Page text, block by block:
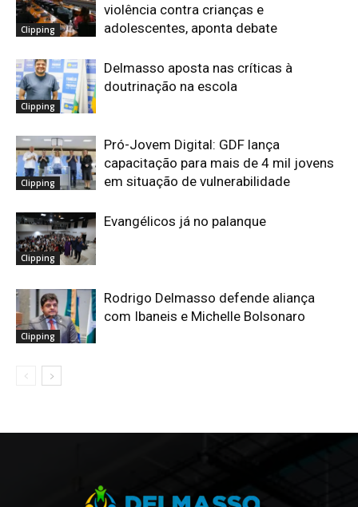
Clipping
violência contra crianças e
adolescentes, aponta debate
Clipping
Delmasso aposta nas críticas à
doutrinação na escola
Clipping
Pró-Jovem Digital: GDF lança
capacitação para mais de 4 mil jovens
em situação de vulnerabilidade
Clipping
Evangélicos já no palanque
Clipping
Rodrigo Delmasso defende aliança
com Ibaneis e Michelle Bolsonaro